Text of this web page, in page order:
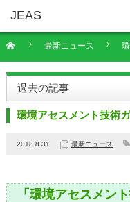
最新ニュース
過去の記事
環境アセスメント技術
2018.8.31 最新ニュース
「環境アセスメン